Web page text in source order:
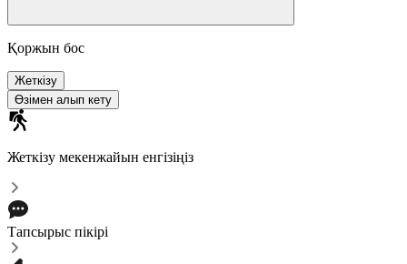
Қоржын бос
Жеткізу
Өзімен алып кету
Жеткізу мекенжайын енгізіңіз
Тапсырыс пікірі